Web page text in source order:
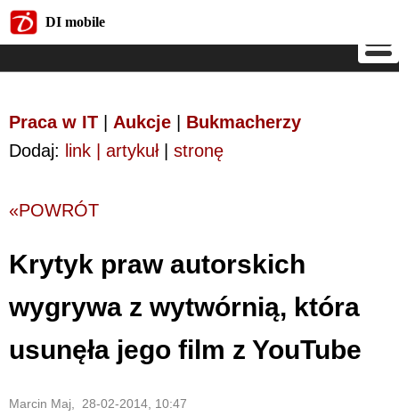
DI mobile
Praca w IT Aukcje
Bukmacherzy
Dodaj: link | artykuł| stronę
«POWRÓT
Krytyk praw autorskich
wygrywa z wytwórnią, która
usunęła jego film z YouTube
Marcin Maj, 28-02-2014, 10:47
DI mobile